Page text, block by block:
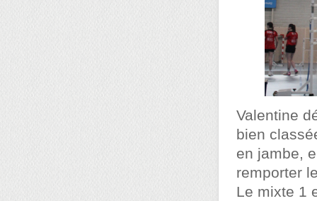
Valentine
bien
en jambe,
remporter
Le mixte 1